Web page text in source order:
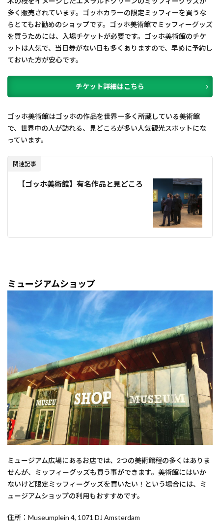
多く販売されています。ゴッホカラーの限定ミッフィーを買うな
らとてもお勧めのショップです。ゴッホ美術館でミッフィーグッズ
を買うためには、入場チケットが必要です。ゴッホ美術館のチケ
ットは人気で、当日券がない日も多くありますので、早めに予約し
ておいた方が安心です。
チケット詳細はこちら
ゴッホ美術館はゴッホの作品を世界一多く所蔵している美術館
で、世界中の人が訪れる、見どころが多い人気観光スポットにな
っています。
関連記事
【ゴッホ美術館】有名作品と見どころ
ミュージアムショップ
ミュージアム広場にあるお店では、2つの美術館程の多くはありま
せんが、ミッフィーグッズも買う事ができます。美術館にはいか
ないけど限定ミッフィーグッズを買いたい！という場合には、ミ
ュージアムショップの利用もおすすめです。
住所：Museumplein 4, 1071 DJ Amsterdam